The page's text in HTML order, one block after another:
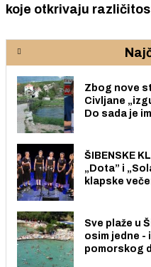
koje otkrivaju
Zbog nove
Civljane
Do sada je
ŠIBENSKE
„Dota” i
klapske
Sve plaže u
osim jedne -
pomorskog